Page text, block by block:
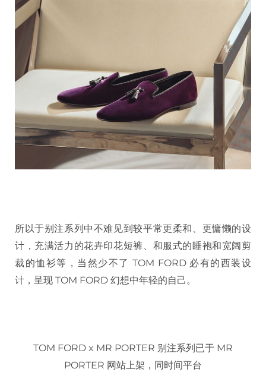
所以于别注系列中不难见到较平常更柔和、更慵懒的设
计，充满活力的花卉印花短裤、和服式的睡袍和宽阔剪
裁的恤衫等，当然少不了 TOM FORD 必有的西装设
计，呈现 TOM FORD 幻想中年轻的自己。
TOM FORD x MR PORTER 别注系列已于 MR
PORTER 网站上架，同时间平台